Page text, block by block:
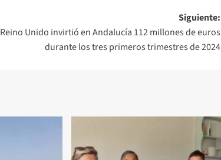
Siguiente:
Reino Unido invirtió en Andalucía 112 millones de euros
durante los tres primeros trimestres de 2024